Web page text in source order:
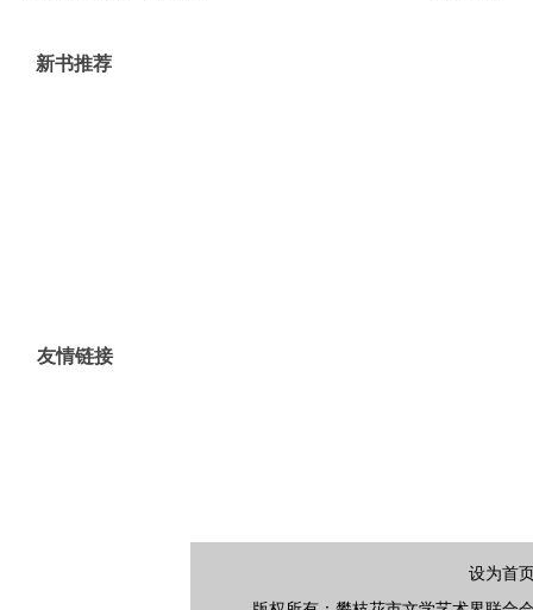
新书推荐
友情链接
设为首